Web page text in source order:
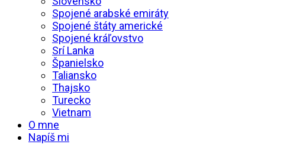
Spojené arabské emiráty
Spojené štáty americké
Spojené kráľovstvo
Srí Lanka
Španielsko
Taliansko
Thajsko
Turecko
Vietnam
O mne
Napíš mi